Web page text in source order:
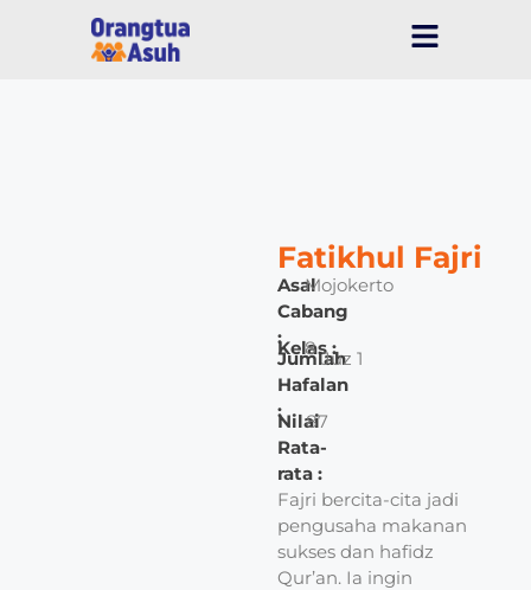
Fatikhul Fajri
Asal
Cabang
:
Mojokerto
Kelas :
8
Jumlah
Hafalan
:
Juz 1
Nilai
Rata-
rata :
87
Fajri bercita-cita jadi
pengusaha makanan
sukses dan hafidz
Qur’an. Ia ingin